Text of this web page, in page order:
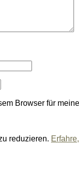
Browser für
reduzieren.